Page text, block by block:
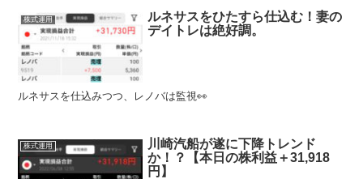
株式運用
ルネサスをひたすら仕込む！妻の
デイトレは絶好調。
ルネサスを仕込みつつ、レノバは監視👀
株式運用
川崎汽船が遂に下降トレンド
か！？【本日の株利益＋31,918
円】